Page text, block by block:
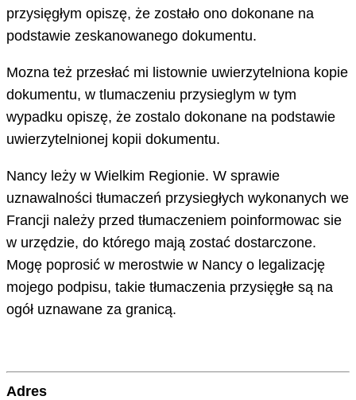
przysięgłym opiszę, że zostało ono dokonane na
podstawie zeskanowanego dokumentu.
Mozna też przesłać mi listownie uwierzytelniona kopie
dokumentu, w tlumaczeniu przysieglym w tym
wypadku opiszę, że zostalo dokonane na podstawie
uwierzytelnionej kopii dokumentu.
Nancy leży w Wielkim Regionie. W sprawie
uznawalności tłumaczeń przysiegłych wykonanych we
Francji należy przed tłumaczeniem poinformowac sie
w urzędzie, do którego mają zostać dostarczone.
Mogę poprosić w merostwie w Nancy o legalizację
mojego podpisu, takie tłumaczenia przysięgłe są na
ogół uznawane za granicą.
Adres